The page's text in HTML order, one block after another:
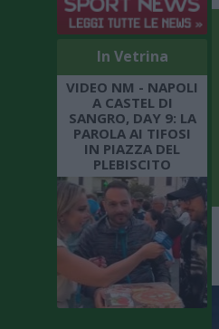
In Vetrina
VIDEO NM - NAPOLI
A CASTEL DI
SANGRO, DAY 9: LA
PAROLA AI TIFOSI
IN PIAZZA DEL
PLEBISCITO